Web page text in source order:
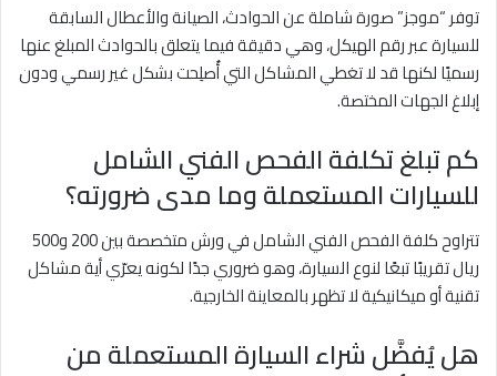
توفر “موجز” صورة شاملة عن الحوادث، الصيانة والأعطال السابقة
للسيارة عبر رقم الهيكل، وهي دقيقة فيما يتعلق بالحوادث المبلغ عنها
رسميًا لكنها قد لا تغطي المشاكل التي أُصلِحت بشكل غير رسمي ودون
إبلاغ الجهات المختصة.
كم تبلغ تكلفة الفحص الفني الشامل
للسيارات المستعملة وما مدى ضرورته؟
تتراوح كلفة الفحص الفني الشامل في ورش متخصصة بين 200 و500
ريال تقريبًا تبعًا لنوع السيارة، وهو ضروري جدًا لكونه يعرّي أية مشاكل
تقنية أو ميكانيكية لا تظهر بالمعاينة الخارجية.
هل يُفضَّل شراء السيارة المستعملة من